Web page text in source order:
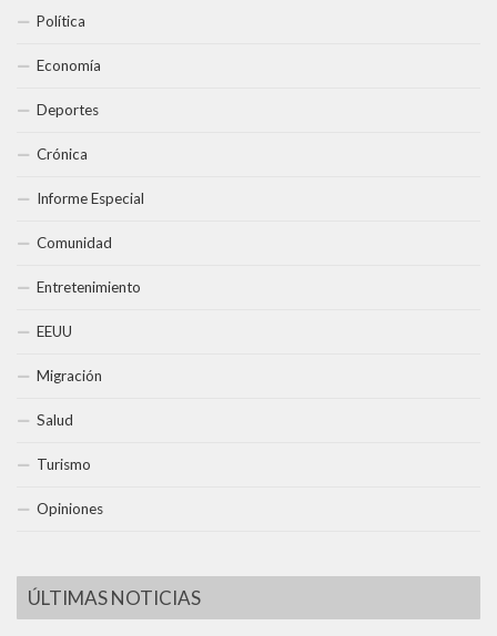
Política
Economía
Deportes
Crónica
Informe Especial
Comunidad
Entretenimiento
EEUU
Migración
Salud
Turismo
Opiniones
ÚLTIMAS NOTICIAS